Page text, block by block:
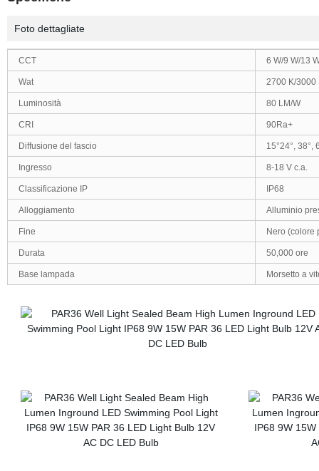
Foto dettagliate
CCT 6 W/9 W/13
Wat 2700 K/3000
Luminosità 80 LM/W
CRI 90Ra+
Diffusione del fascio 15°24°, 38°,
Ingresso 8-18 Vc.a.
Classificazione IP IP68
Alloggiamento Alluminio
Fine Nero (colore
Durata 50,000ore
Base lampada Morsetto a